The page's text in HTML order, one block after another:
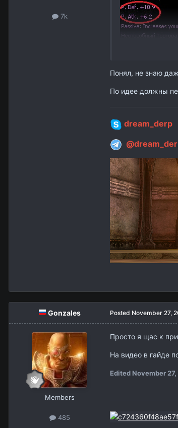
7k
Понял, не знаю
По идее должны
dream_derp
Gonzales
Members
485
Posted November 27,
Просто я щас к
На видео в гайде
Edited November 27,